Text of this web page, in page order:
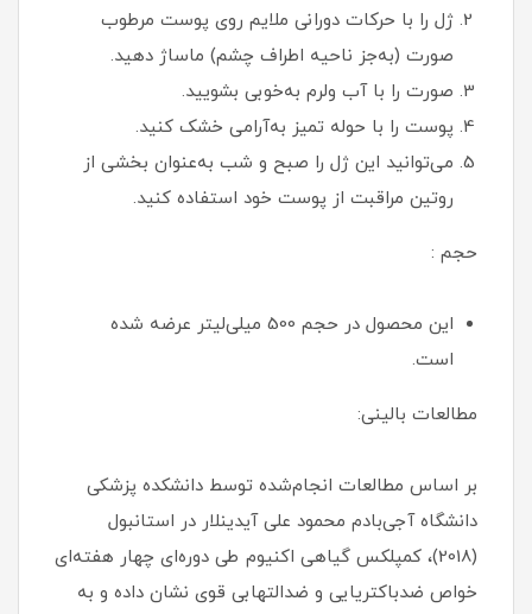
ژل را با حرکات دورانی ملایم روی پوست مرطوب
صورت (به‌جز ناحیه اطراف چشم) ماساژ دهید.
صورت را با آب ولرم به‌خوبی بشویید.
پوست را با حوله تمیز به‌آرامی خشک کنید.
می‌توانید این ژل را صبح و شب به‌عنوان بخشی از
روتین مراقبت از پوست خود استفاده کنید.
حجم :
این محصول در حجم‌ 500 میلی‌لیتر عرضه شده
است.
مطالعات بالینی:
بر اساس مطالعات انجام‌شده توسط دانشکده پزشکی
دانشگاه آجی‌بادم محمود علی آیدینلار در استانبول
(2018)، کمپلکس گیاهی اکنیوم طی دوره‌ای چهار هفته‌ای
خواص ضدباکتریایی و ضدالتهابی قوی نشان داده و به